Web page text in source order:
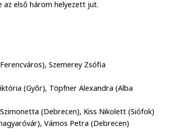
az első három helyezett jut.
Szemerey Zsófia
(Győr), Töpfner Alexandra (Alba
(Debrecen), Kiss Nikolett (Siófok)
Vámos Petra (Debrecen)